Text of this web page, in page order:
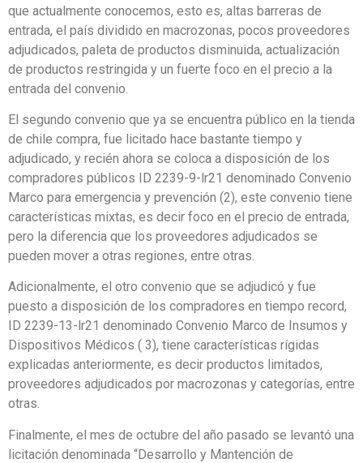
que actualmente conocemos, esto es, altas barreras de
entrada, el país dividido en macrozonas, pocos proveedores
adjudicados, paleta de productos disminuida, actualización
de productos restringida y un fuerte foco en el precio a la
entrada del convenio.
El segundo convenio que ya se encuentra público en la tienda
de chile compra, fue licitado hace bastante tiempo y
adjudicado, y recién ahora se coloca a disposición de los
compradores públicos ID 2239-9-lr21 denominado Convenio
Marco para emergencia y prevención (2), este convenio tiene
características mixtas, es decir foco en el precio de entrada,
pero la diferencia que los proveedores adjudicados se
pueden mover a otras regiones, entre otras.
Adicionalmente, el otro convenio que se adjudicó y fue
puesto a disposición de los compradores en tiempo record,
ID 2239-13-lr21 denominado Convenio Marco de Insumos y
Dispositivos Médicos ( 3), tiene características rígidas
explicadas anteriormente, es decir productos limitados,
proveedores adjudicados por macrozonas y categorías, entre
otras.
Finalmente, el mes de octubre del año pasado se levantó una
licitación denominada “Desarrollo y Mantención de